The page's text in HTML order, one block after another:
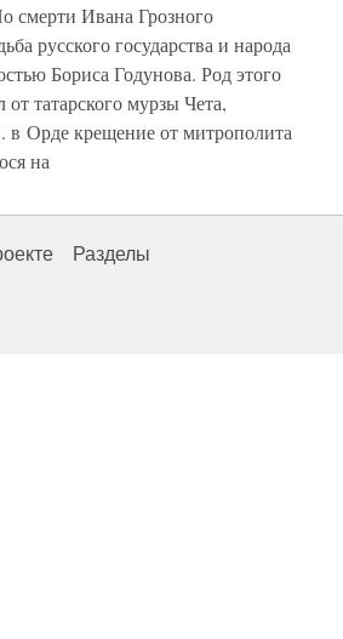
смерти Ивана Грозного
русского государства и народа
Бориса Годунова. Род этого
от татарского мурзы Чета,
Орде крещение от митрополита
на
Разделы